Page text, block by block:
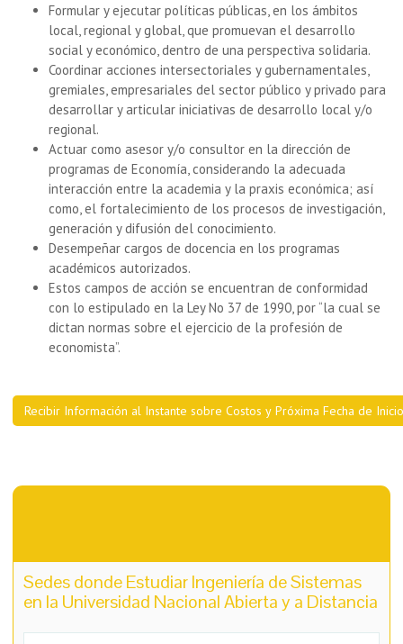
Formular y ejecutar políticas públicas, en los ámbitos
local, regional y global, que promuevan el desarrollo
social y económico, dentro de una perspectiva solidaria.
Coordinar acciones intersectoriales y gubernamentales,
gremiales, empresariales del sector público y privado para
desarrollar y articular iniciativas de desarrollo local y/o
regional.
Actuar como asesor y/o consultor en la dirección de
programas de Economía, considerando la adecuada
interacción entre la academia y la praxis económica; así
como, el fortalecimiento de los procesos de investigación,
generación y difusión del conocimiento.
Desempeñar cargos de docencia en los programas
académicos autorizados.
Estos campos de acción se encuentran de conformidad
con lo estipulado en la Ley No 37 de 1990, por “la cual se
dictan normas sobre el ejercicio de la profesión de
economista”.
Recibir Información al Instante sobre Costos y Próxima Fecha de Inicio
Sedes donde Estudiar Ingeniería de Sistemas
en la Universidad Nacional Abierta y a Distancia